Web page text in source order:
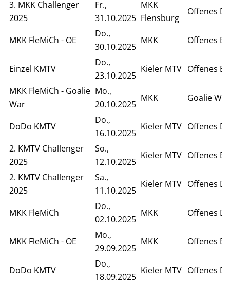
3. MKK Challenger
2025
Fr.,
31.10.2025
MKK
Flensburg
Offenes
MKK FleMiCh - OE
Do.,
30.10.2025
MKK Offenes
Einzel KMTV
Do.,
23.10.2025
Kieler MTV Offenes
MKK FleMiCh - Goalie
War
Mo.,
20.10.2025
MKK Goalie War
DoDo KMTV
Do.,
16.10.2025
Kieler MTV Offenes
2. KMTV Challenger
2025
So.,
12.10.2025
Kieler MTV Offenes
2. KMTV Challenger
2025
Sa.,
11.10.2025
Kieler MTV Offenes
MKK FleMiCh
Do.,
02.10.2025
MKK Offenes
MKK FleMiCh - OE
Mo.,
29.09.2025
MKK Offenes
DoDo KMTV
Do.,
18.09.2025
Kieler MTV Offenes